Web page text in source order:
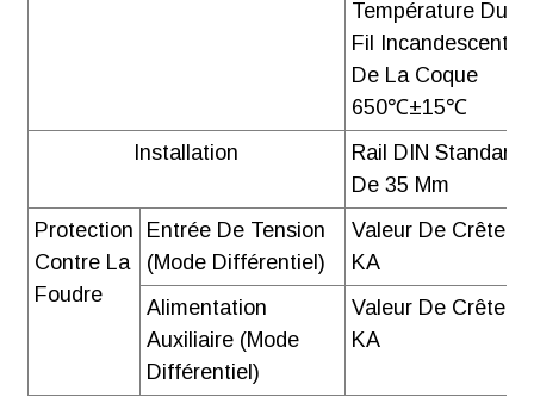
Température Du
Fil Incandescent
De La Coque
650℃±15℃
Installation
Rail DIN Standard
De 35 Mm
Protection
Contre La
Foudre
Entrée De Tension
(mode Différentiel)
Valeur De Crête 5
KA
Alimentation
Auxiliaire (mode
Différentiel)
Valeur De Crête 5
KA